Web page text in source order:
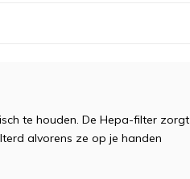
te houden. De Hepa-filter zorgt
alvorens ze op je handen